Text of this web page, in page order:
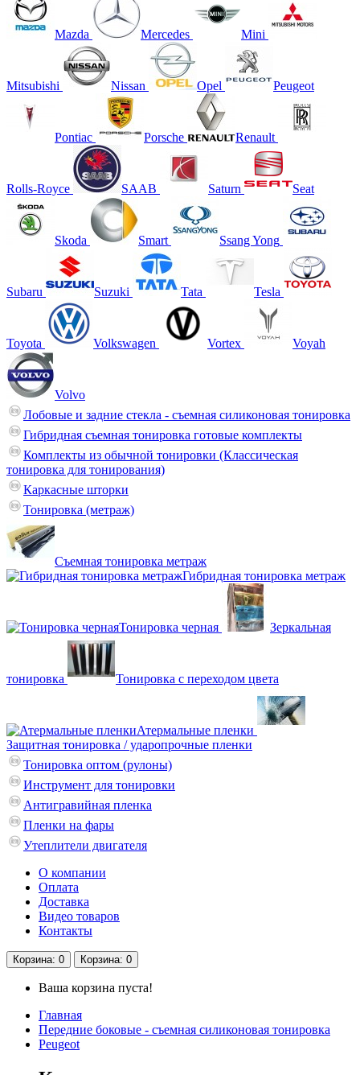
Mazda Mercedes Mini
Mitsubishi Nissan Opel Peugeot
Pontiac Porsche Renault
Rolls-Royce SAAB Saturn Seat
Skoda Smart Ssang Yong
Subaru Suzuki Tata Tesla
Toyota Volkswagen Vortex Voyah
Volvo
Лобовые и задние стекла - съемная силиконовая тонировка
Гибридная съемная тонировка готовые комплекты
Комплекты из обычной тонировки (Классическая
тонировка для тонирования)
Каркасные шторки
Тонировка (метраж)
Съемная тонировка метраж
Гибридная тонировка метраж
Тонировка черная Зеркальная
тонировка Тонировка с переходом цвета
Атермальные пленки
Защитная тонировка / ударопрочные пленки
Тонировка оптом (рулоны)
Инструмент для тонировки
Антигравийная пленка
Пленки на фары
Утеплители двигателя
О компании
Оплата
Доставка
Видео товаров
Контакты
Корзина: 0 Корзина: 0
Ваша корзина пуста!
Главная
Передние боковые - съемная силиконовая тонировка
Peugeot